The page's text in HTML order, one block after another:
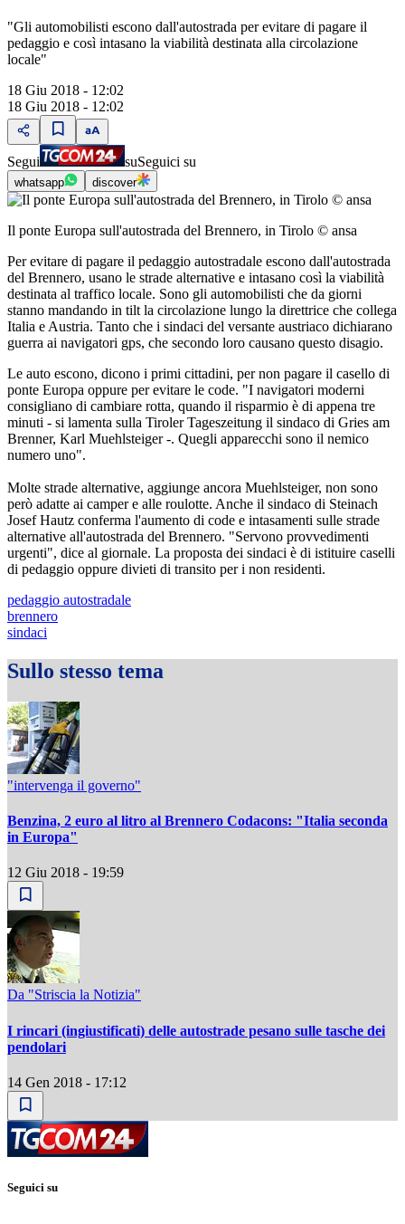
"Gli automobilisti escono dall'autostrada per evitare di pagare il
pedaggio e così intasano la viabilità destinata alla circolazione
locale"
18 Giu 2018 - 12:02
18 Giu 2018 - 12:02
Segui suSeguici su
whatsapp discover
Il ponte Europa sull'autostrada del Brennero, in Tirolo © ansa
Per evitare di pagare il pedaggio autostradale escono dall'autostrada
del Brennero, usano le strade alternative e intasano così la viabilità
destinata al traffico locale. Sono gli automobilisti che da giorni
stanno mandando in tilt la circolazione lungo la direttrice che collega
Italia e Austria. Tanto che i sindaci del versante austriaco dichiarano
guerra ai navigatori gps, che secondo loro causano questo disagio.
Le auto escono, dicono i primi cittadini, per non pagare il casello di
ponte Europa oppure per evitare le code. "I navigatori moderni
consigliano di cambiare rotta, quando il risparmio è di appena tre
minuti - si lamenta sulla Tiroler Tageszeitung il sindaco di Gries am
Brenner, Karl Muehlsteiger -. Quegli apparecchi sono il nemico
numero uno".
Molte strade alternative, aggiunge ancora Muehlsteiger, non sono
però adatte ai camper e alle roulotte. Anche il sindaco di Steinach
Josef Hautz conferma l'aumento di code e intasamenti sulle strade
alternative all'autostrada del Brennero. "Servono provvedimenti
urgenti", dice al giornale. La proposta dei sindaci è di istituire caselli
di pedaggio oppure divieti di transito per i non residenti.
pedaggio autostradale
brennero
sindaci
Sullo stesso tema
"intervenga il governo"
Benzina, 2 euro al litro al Brennero Codacons: "Italia seconda
in Europa"
12 Giu 2018 - 19:59
Da "Striscia la Notizia"
I rincari (ingiustificati) delle autostrade pesano sulle tasche dei
pendolari
14 Gen 2018 - 17:12
Seguici su